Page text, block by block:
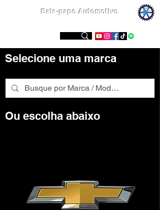
Bate-papo Automotivo
Selecione uma marca
Ou escolha abaixo